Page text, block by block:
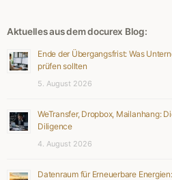
Aktuelles aus dem docurex Blog:
Ende der Übergangsfrist: Was
prüfen sollten
5. August 2026
WeTransfer, Dropbox, Mailanhang:
Diligence
4. August 2026
Datenraum für Erneuerbare